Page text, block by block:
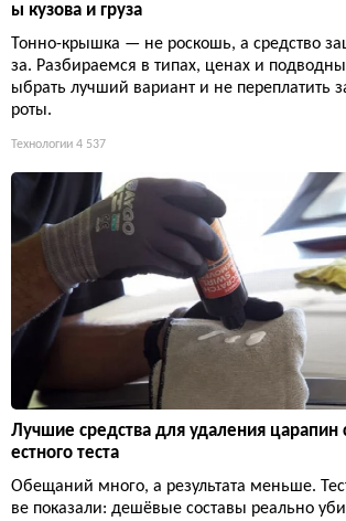
ы кузова и груза
Тонно-крышка — не роскошь, а средство
за. Разбираемся в типах, ценах и
ыбрать лучший вариант и не переплатить
роты.
Технологии 4 537
Лучшие средства для удаления царапин
естного теста
Обещаний много, а результата меньше.
ве показали: дешёвые составы реально